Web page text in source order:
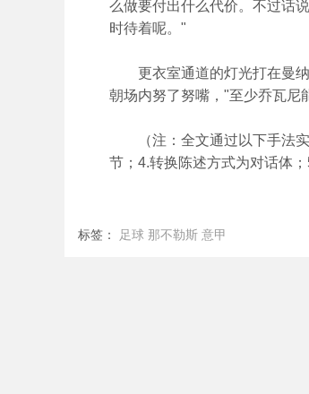
么做要付出什么代价。不过话
时待着呢。"
更衣室通道的灯光打在曼纳
朝场内努了努嘴，"至少乔瓦尼
（注：全文通过以下手法实
节；4.转换陈述方式为对话体
标签： 足球 那不勒斯 意甲